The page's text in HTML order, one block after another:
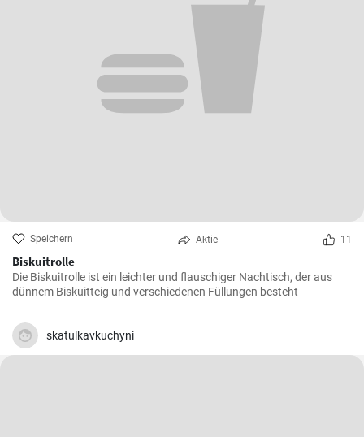
Speichern Aktie 11
Biskuitrolle
Die Biskuitrolle ist ein leichter und flauschiger Nachtisch, der aus
dünnem Biskuitteig und verschiedenen Füllungen besteht
skatulkavkuchyni